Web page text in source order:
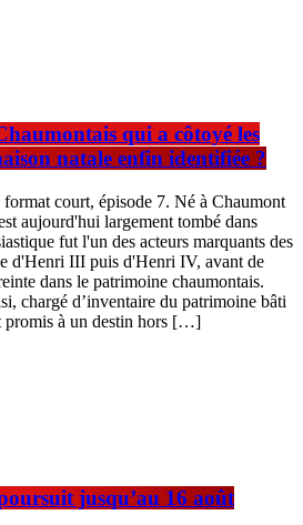
qui a côtoyé les
natale enfin identifiée ?
court, épisode 7. Né à Chaumont
aujourd'hui largement tombé dans
fut l'un des acteurs marquants des
d'Henri III puis d'Henri IV, avant de
dans le patrimoine chaumontais.
chargé d’inventaire du patrimoine bâti
à un destin hors […]
jusqu’au 16 août